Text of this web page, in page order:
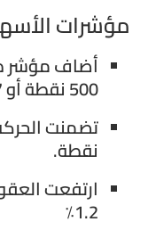
مؤشرات
أضاف مؤشر
500 نقطة أو 1.7٪.
نقطة.
1.2٪